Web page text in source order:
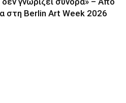
στη Berlin Art Week 2026